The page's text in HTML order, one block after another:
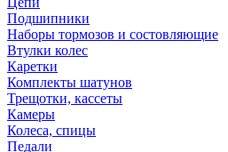
Подшипники
Наборы тормозов и состовляющие
Втулки колес
Каретки
Комплекты шатунов
Трещотки, кассеты
Камеры
Колеса, спицы
Педали